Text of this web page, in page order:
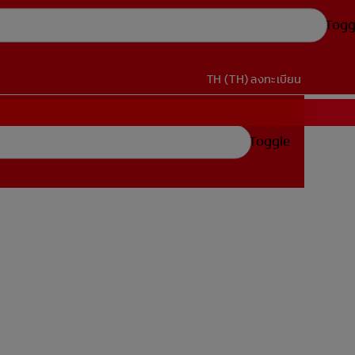
TH (TH)ลงทะเบียน
Toggle